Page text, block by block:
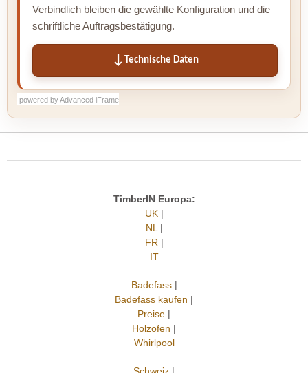
Verbindlich bleiben die gewählte Konfiguration und die
schriftliche Auftragsbestätigung.
Technische Daten
powered by Advanced iFrame
TimberIN Europa:
UK|
NL|
FR|
IT
Badefass|
Badefass kaufen |
Preise |
Holzofen |
Whirlpool